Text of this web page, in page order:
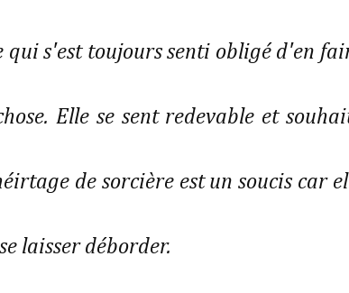
qui s'est toujours senti obligé d'en
Elle se sent redevable et
de sorcière est un soucis car
laisser déborder.